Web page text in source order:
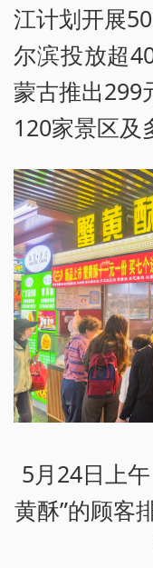
江计划开展
尔滨投放超
蒙古推出299
120家景区及
5月24日上
黄酥”的顾客